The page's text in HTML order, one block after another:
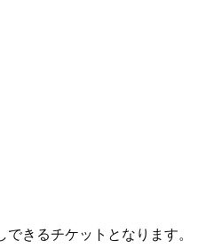
きるチケットとなります。